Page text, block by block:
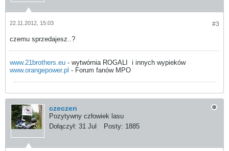
#3
22.11.2012, 15:03
czemu sprzedajesz..?
www.21brothers.eu - wytwórnia ROGALI
i innych wypieków
www.orangepower.pl - Forum fanów MPO
czeczen
Pozytywny człowiek lasu
Dołączył: 31 Jul Posty: 1885